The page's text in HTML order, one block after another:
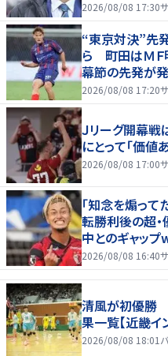
えわ｣
2026/08/08 17:30
“東京対決”先
ら 町田はＭ
幕節の先発が
2026/08/08 17:20
Ｊリーグ開幕
にとって「価値
2026/08/08 17:00
｢知念を煽って
転勝利後の超
中とのギャップ
2026/08/08 16:40
清風が初優勝
果一覧【近畿イ
2026/08/08 18:01